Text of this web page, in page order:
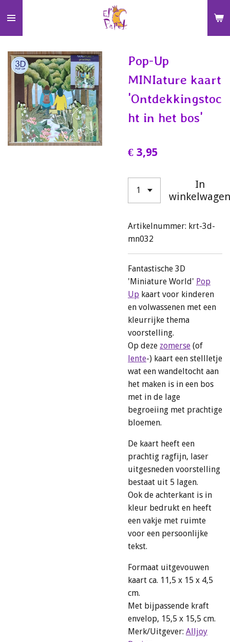
direct
naar
de
hoofdinhoud
Pop-Up
MINIature kaart
'Ontdekkingstoc
ht in het bos'
€ 3,95
In
winkelwagen
Artikelnummer: krt-3d-
mn032
Fantastische 3D
'Miniature World' Pop
Up kaart voor kinderen
en volwassenen met een
kleurrijke thema
voorstelling.
Op deze zomerse (of
lente-) kaart een stellletje
wat een wandeltocht aan
het maken is in een bos
met in de lage
begroeiing met prachtige
bloemen.
De kaart heeft een
prachtig ragfijn, laser
uitgesneden voorstelling
bestaat uit 5 lagen.
Ook de achterkant is in
kleur bedrukt en heeft
een vakje met ruimte
voor een persoonlijke
tekst.
Formaat uitgevouwen
kaart ca. 11,5 x 15 x 4,5
cm.
Met bijpassende kraft
envelop, 15,5 x 15,5 cm.
Merk/Uitgever: Alljoy